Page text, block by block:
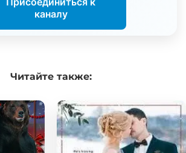
каналу
Читайтетакже: